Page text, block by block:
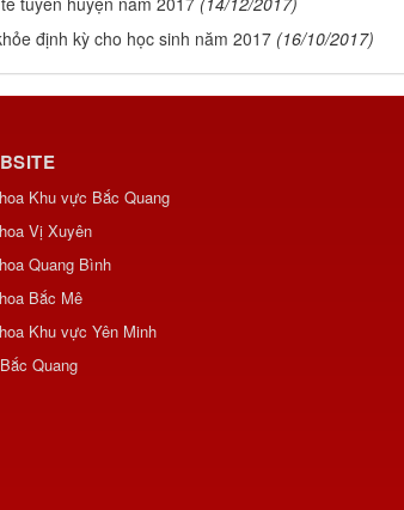
định kỳ cho học sinh năm 2017 (16/10/2017)
Khu vực Bắc Quang
Vị Xuyên
Quang Bình
Bắc Mê
Khu vực Yên Minh
Quang